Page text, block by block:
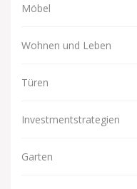
Möbel
Wohnen und Leben
Türen
Investmentstrategien
Garten